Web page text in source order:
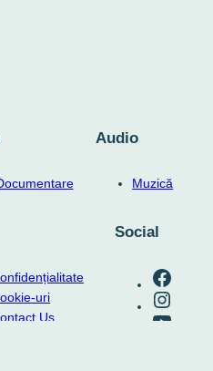
Audio
Muzică
uri
Us
Social
RO-mondo's Facebook page
RO-mondo's Instagram profile
RO-mondo's Youtube channel